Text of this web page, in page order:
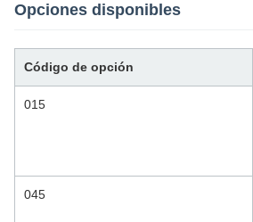
Opciones disponibles
Código de opción
015
045